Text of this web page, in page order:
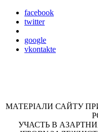
facebook
twitter
google
vkontakte
МАТЕРІАЛИ САЙТУ
УЧАСТЬ В